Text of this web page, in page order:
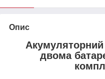
Опис
двома